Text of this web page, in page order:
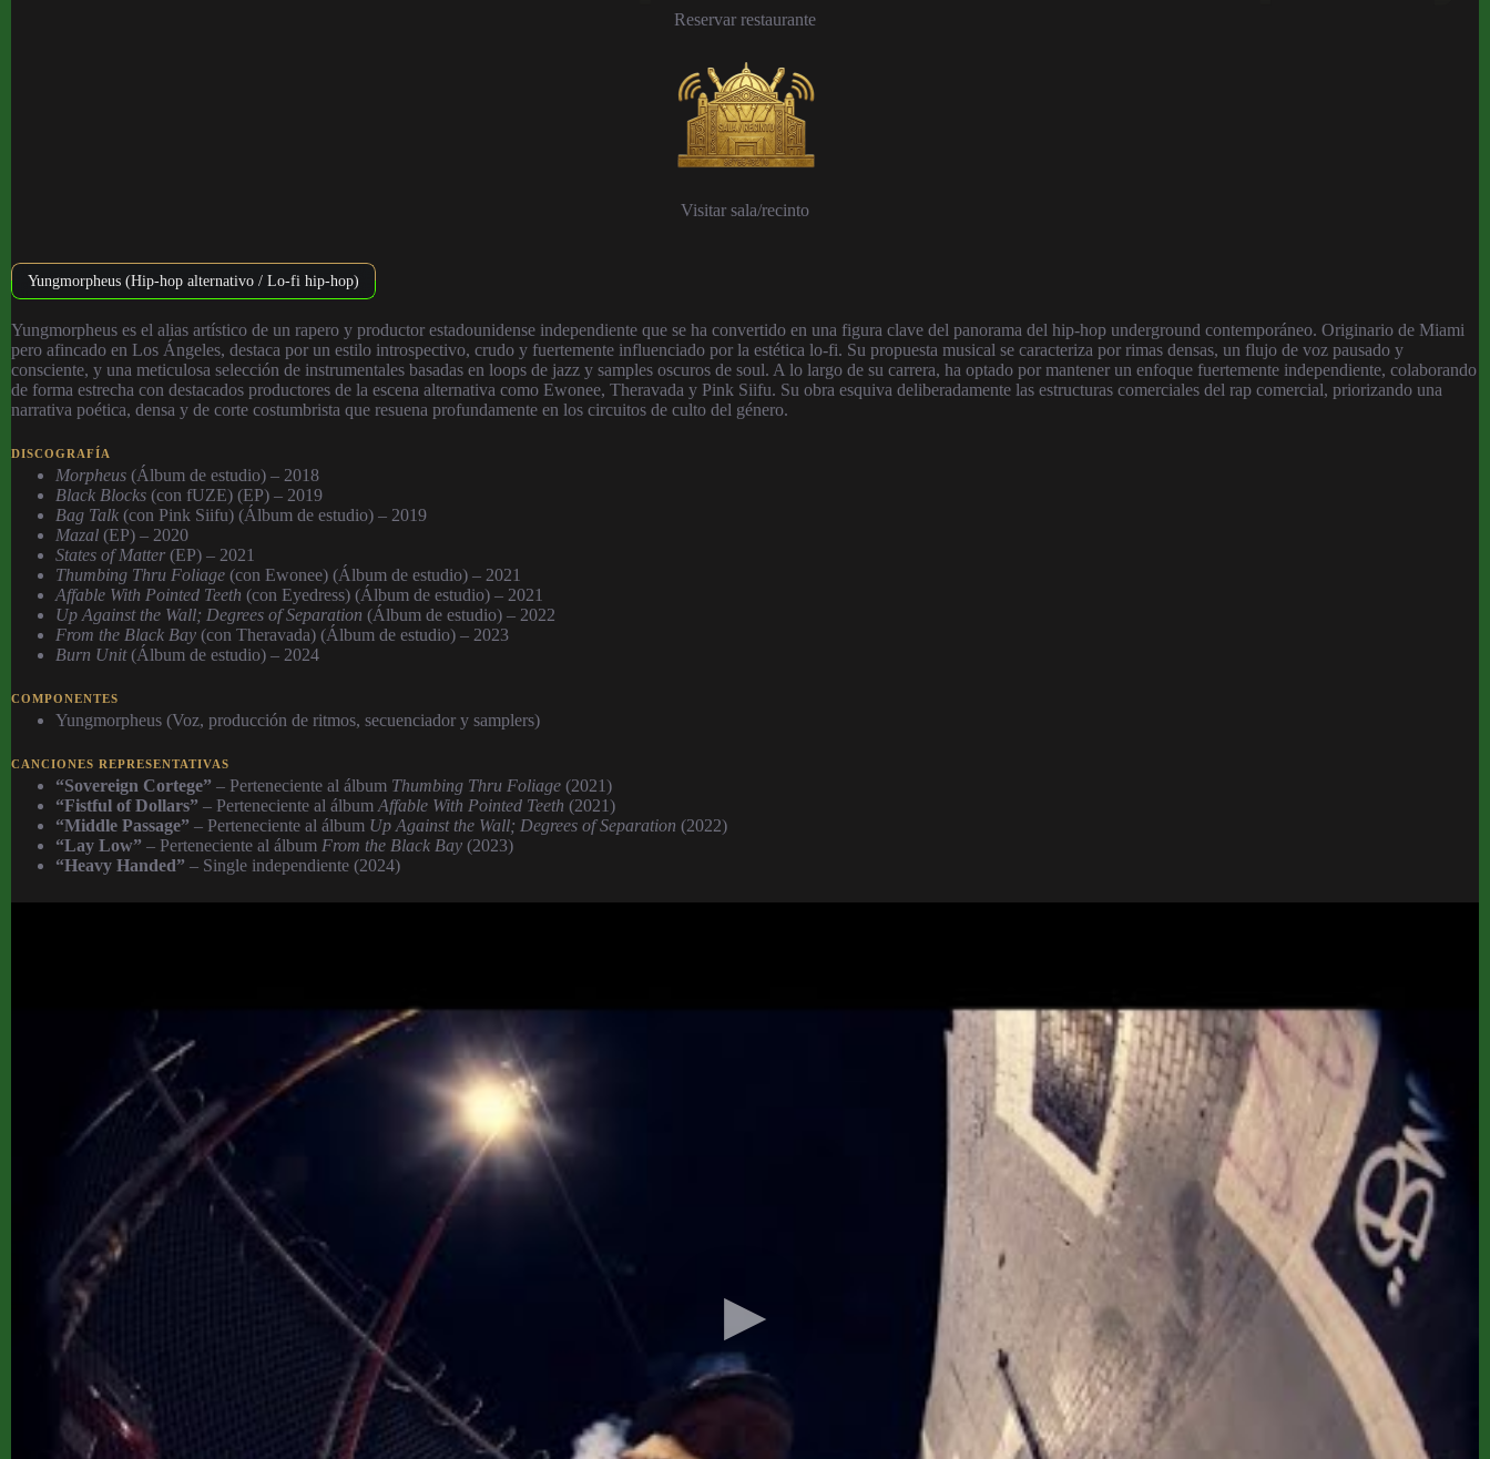
Reservar restaurante
Visitar sala/recinto
Yungmorpheus (Hip-hop alternativo / Lo-fi hip-hop)
Yungmorpheus es el alias artístico de un rapero y productor estadounidense independiente que se ha convertido en una figura clave del panorama del hip-hop underground contemporáneo. Originario de Miami
pero afincado en Los Ángeles, destaca por un estilo introspectivo, crudo y fuertemente influenciado por la estética lo-fi. Su propuesta musical se caracteriza por rimas densas, un flujo de voz pausado y
consciente, y una meticulosa selección de instrumentales basadas en loops de jazz y samples oscuros de soul. A lo largo de su carrera, ha optado por mantener un enfoque fuertemente independiente, colaborando
de forma estrecha con destacados productores de la escena alternativa como Ewonee, Theravada y Pink Siifu. Su obra esquiva deliberadamente las estructuras comerciales del rap comercial, priorizando una
narrativa poética, densa y de corte costumbrista que resuena profundamente en los circuitos de culto del género.
DISCOGRAFÍA
Morpheus (Álbum de estudio) – 2018
Black Blocks (con fUZE) (EP) – 2019
Bag Talk (con Pink Siifu) (Álbum de estudio) – 2019
Mazal (EP) – 2020
States of Matter (EP) – 2021
Thumbing Thru Foliage (con Ewonee) (Álbum de estudio) – 2021
Affable With Pointed Teeth (con Eyedress) (Álbum de estudio) – 2021
Up Against the Wall; Degrees of Separation (Álbum de estudio) – 2022
From the Black Bay (con Theravada) (Álbum de estudio) – 2023
Burn Unit(Álbum de estudio) – 2024
COMPONENTES
Yungmorpheus (Voz, producción de ritmos, secuenciador y samplers)
CANCIONES REPRESENTATIVAS
“Sovereign Cortege” – Perteneciente al álbum Thumbing Thru Foliage (2021)
“Fistful of Dollars” – Perteneciente al álbum Affable With Pointed Teeth (2021)
“Middle Passage” – Perteneciente al álbum Up Against the Wall; Degrees of Separation (2022)
“Lay Low” – Perteneciente al álbum From the Black Bay (2023)
“Heavy Handed” – Single independiente (2024)